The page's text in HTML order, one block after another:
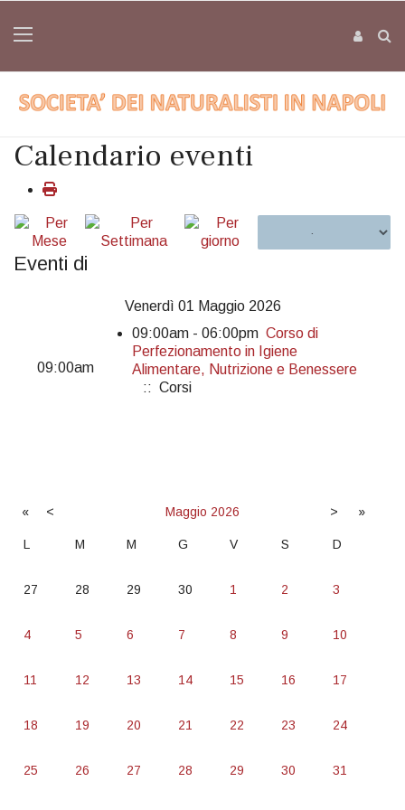
Calendario eventi
Eventi di
Venerdì 01 Maggio 2026
09:00am
09:00am - 06:00pm Corso di
Perfezionamento in Igiene
Alimentare, Nutrizione e Benessere
:: Corsi
« < Maggio 2026 > »
L M M G V S D
27 28 29 30 1 2 3
4 5 6 7 8 9 10
11 12 13 14 15 16 17
18 19 20 21 22 23 24
25 26 27 28 29 30 31